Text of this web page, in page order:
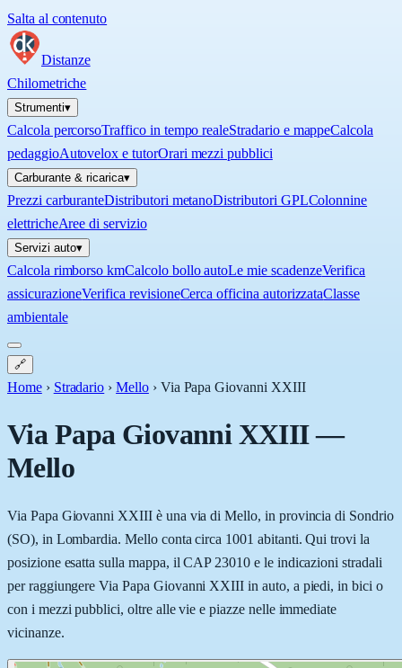
Salta al contenuto
Distanze
Chilometriche
Strumenti▾
Calcola percorsoTraffico in tempo realeStradario e mappeCalcola
pedaggioAutovelox e tutorOrari mezzi pubblici
Carburante & ricarica▾
Prezzi carburanteDistributori metanoDistributori GPLColonnine
elettricheAree di servizio
Servizi auto▾
Calcola rimborso kmCalcolo bollo autoLe mie scadenzeVerifica
assicurazioneVerifica revisioneCerca officina autorizzataClasse
ambientale
🔗
Home › Stradario › Mello › Via Papa Giovanni XXIII
Via Papa Giovanni XXIII—
Mello
Via Papa Giovanni XXIII è una via di Mello, in provincia di Sondrio
(SO), in Lombardia. Mello conta circa 1001 abitanti. Qui trovi la
posizione esatta sulla mappa, il CAP 23010 e le indicazioni stradali
per raggiungere Via Papa Giovanni XXIII in auto, a piedi, in bici o
con i mezzi pubblici, oltre alle vie e piazze nelle immediate
vicinanze.